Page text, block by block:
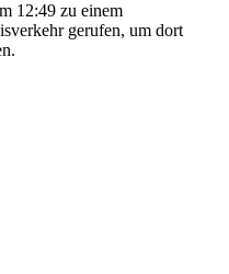
12:49 zu einem
gerufen, um dort